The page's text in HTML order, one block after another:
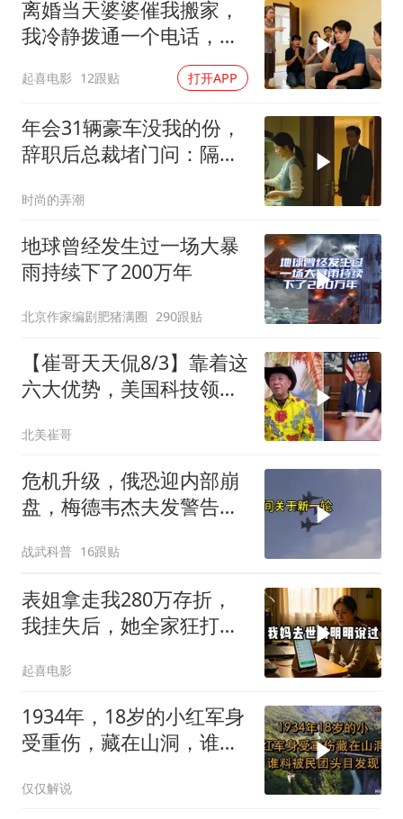
离婚当天婆婆催我搬家，
我冷静拨通一个电话，全
起喜电影 12跟贴 打开APP
年会31辆豪车没我的份，
辞职后总裁堵门问：隔壁
时尚的弄潮
地球曾经发生过一场大暴
雨持续下了200万年
北京作家编剧肥猪满圈 290跟贴
【崔哥天天侃8/3】靠着这
六大优势，美国科技领军
北美崔哥
危机升级，俄恐迎内部崩
盘，梅德韦杰夫发警告，
战武科普 16跟贴
表姐拿走我280万存折，
我挂失后，她全家狂打
起喜电影
1934年，18岁的小红军身
受重伤，藏在山洞，谁料
仅仅解说